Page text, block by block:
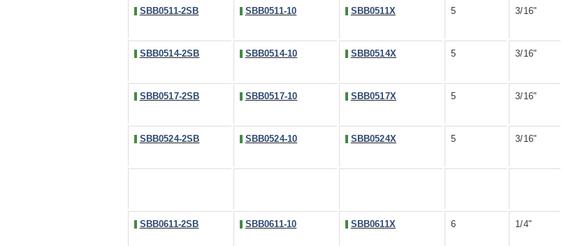
SBB0511-2SB SBB0511-10 SBB0511X 5 3/16"
SBB0514-2SB SBB0514-10 SBB0514X 5 3/16"
SBB0517-2SB SBB0517-10 SBB0517X 5 3/16"
SBB0524-2SB SBB0524-10 SBB0524X 5 3/16"
SBB0611-2SB SBB0611-10 SBB0611X 6 1/4"